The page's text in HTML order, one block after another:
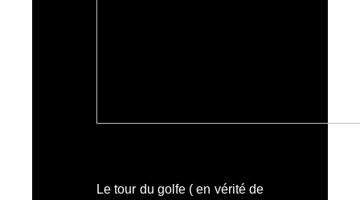
Le tour du golfe ( en vérité de